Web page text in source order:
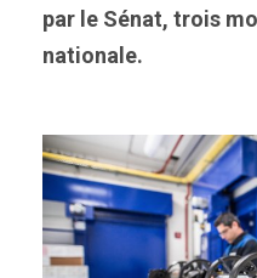
par le Sénat, trois
nationale.